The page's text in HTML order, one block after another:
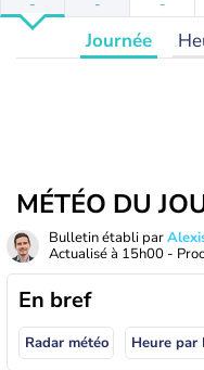
- - -
Journée
MÉTÉO DU
Bulletin établi par
Actualisé à 15h00 -
En bref
Radar météo Heure par